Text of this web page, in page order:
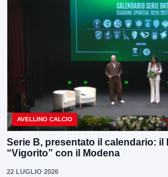
AVELLINO CALCIO
Serie B, presentato il calendario: il
“Vigorito” con il Modena
22 LUGLIO 2026